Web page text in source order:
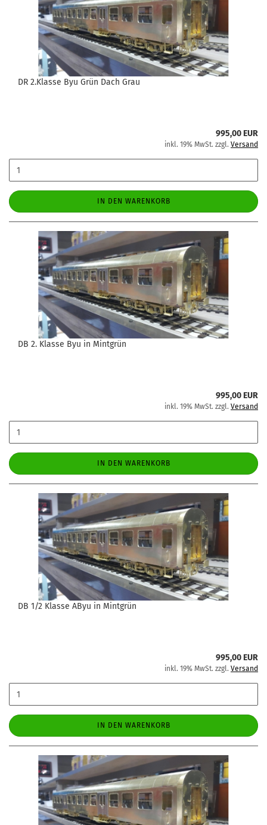
DR 2.Klasse Byu Grün Dach Grau
995,00 EUR
inkl. 19% MwSt. zzgl. Versand
IN DEN WARENKORB
DB 2. Klasse Byu in Mintgrün
995,00 EUR
inkl. 19% MwSt. zzgl. Versand
IN DEN WARENKORB
DB 1/2 Klasse AByu in Mintgrün
995,00 EUR
inkl. 19% MwSt. zzgl. Versand
IN DEN WARENKORB